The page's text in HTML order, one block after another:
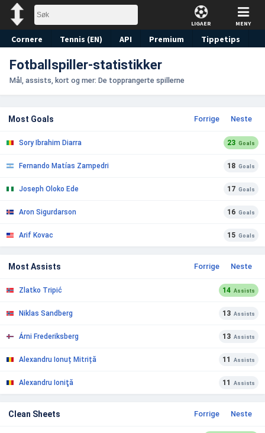
LIGAER MENY
Cornere Tennis (EN) API Premium Tippetips
Fotballspiller-statistikker
Mål, assists, kort og mer: De topprangerte spillerne
Most Goals Forrige Neste
Sory Ibrahim Diarra 23 Goals
Fernando Matías Zampedri 18 Goals
Joseph Oloko Ede 17 Goals
Aron Sigurdarson 16 Goals
Arif Kovac 15 Goals
Most Assists Forrige Neste
Zlatko Tripić 14 Assists
Niklas Sandberg 13 Assists
Árni Frederiksberg 13 Assists
Alexandru Ionuț Mitriță 11 Assists
Alexandru Ioniţă 11 Assists
Clean Sheets Forrige Neste